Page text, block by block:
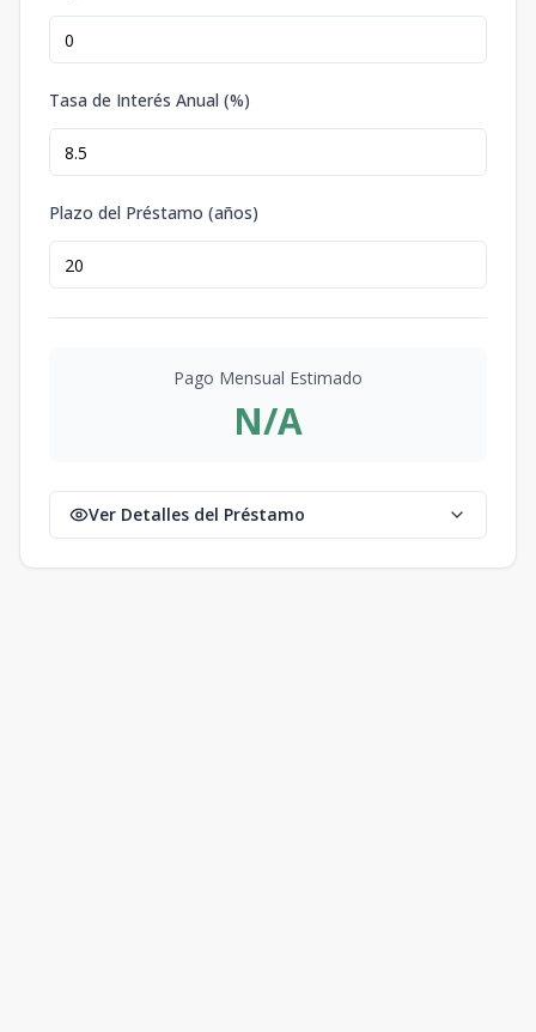
Tasa de Interés Anual (%)
Plazo del Préstamo (años)
Pago Mensual Estimado
N/A
Ver Detalles del Préstamo